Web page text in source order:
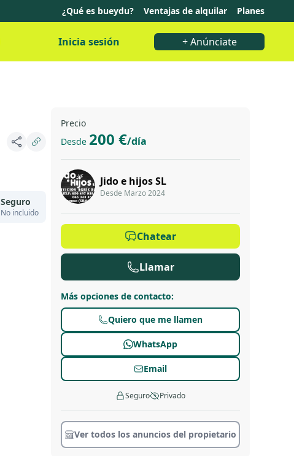
¿Qué es bueydu? Ventajas de alquilar Planes
Inicia sesión + Anúnciate
Seguro
No incluido
Precio
Desde 200 €/día
Jido e hijos SL
Desde Marzo 2024
Chatear
Llamar
Más opciones de contacto:
Quiero que me llamen
WhatsApp
Email
Seguro Privado
Ver todos los anuncios del propietario